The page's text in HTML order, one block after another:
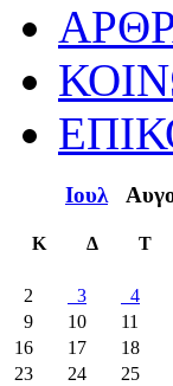
Ιουλ
Κ Δ Τ
2
3 4
9
10 11
16
17 18
23
24 25